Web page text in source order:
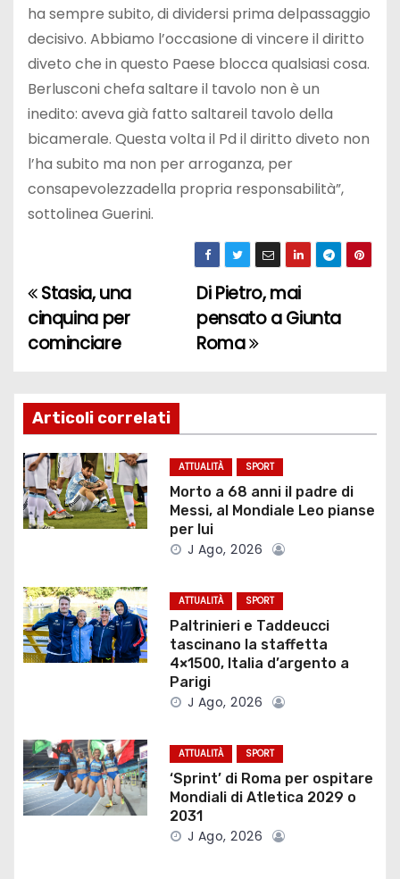
ha sempre subito, di dividersi prima delpassaggio
decisivo. Abbiamo l’occasione di vincere il diritto
diveto che in questo Paese blocca qualsiasi cosa.
Berlusconi chefa saltare il tavolo non è un
inedito: aveva già fatto saltareil tavolo della
bicamerale. Questa volta il Pd il diritto diveto non
l’ha subito ma non per arroganza, per
consapevolezzadella propria responsabilità”,
sottolinea Guerini.
N
a
i
g
a
z
o
n
r
t
i
Di Pietro, mai
pensato a Giunta
Roma
Stasia, una
cinquina per
cominciare
Articoli correlati
ATTUALITÀ SPORT
Morto a 68 anni il padre di
Messi, al Mondiale Leo pianse
per lui
J Ago, 2026
ATTUALITÀ SPORT
Paltrinieri e Taddeucci
tascinano la staffetta
4×1500, Italia d’argento a
Parigi
J Ago, 2026
ATTUALITÀ SPORT
‘Sprint’ di Roma per ospitare
Mondiali di Atletica 2029 o
2031
J Ago, 2026